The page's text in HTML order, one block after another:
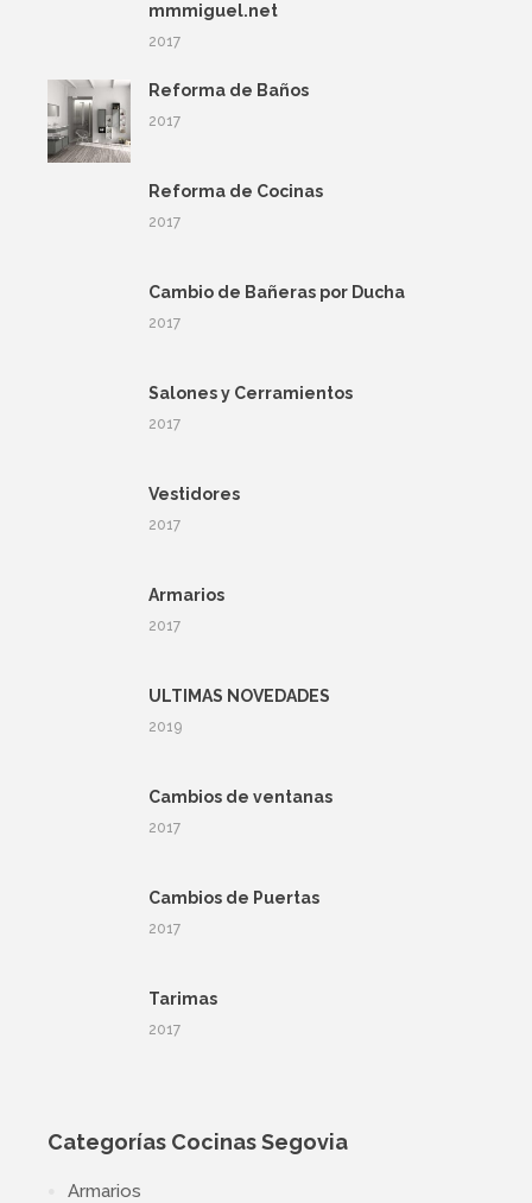
mmmiguel.net
2017
Reforma de Baños
2017
Reforma de Cocinas
2017
Cambio de Bañeras por Ducha
2017
Salones y Cerramientos
2017
Vestidores
2017
Armarios
2017
ULTIMAS NOVEDADES
2019
Cambios de ventanas
2017
Cambios de Puertas
2017
Tarimas
2017
Categorías Cocinas Segovia
Armarios